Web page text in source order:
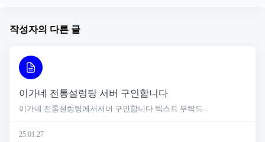
작성자의 다른 글
이가네 전통설렁탕 서버 구인합니다
이가네 전통설렁탕에서서버 구인합니다 텍스트 부탁드...
25.01.27